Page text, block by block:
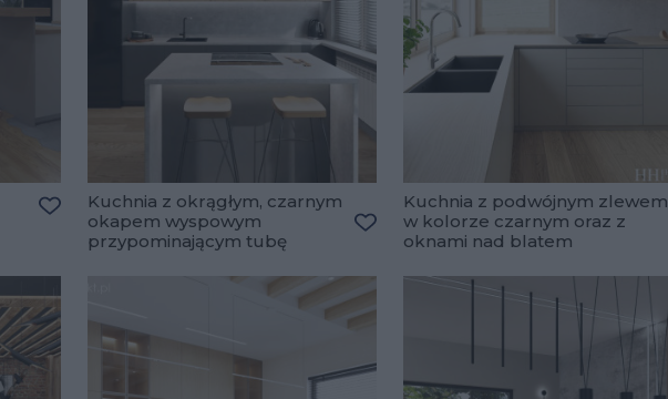
Dodaj do ulubionych
Kuchnia z okrągłym, czarnym
okapem wyspowym
przypominającym tubę
Dodaj do ulubionych
Kuchnia z podwójnym zlewem
w kolorze czarnym oraz z
oknami nad blatem